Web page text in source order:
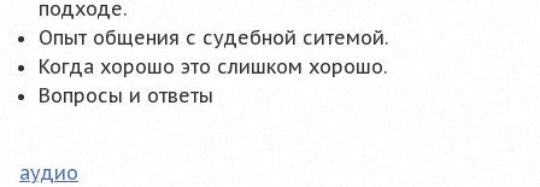
подходе.
Опыт общения с судебной ситемой.
Когда хорошо это слишком хорошо.
Вопросы и ответы
аудио